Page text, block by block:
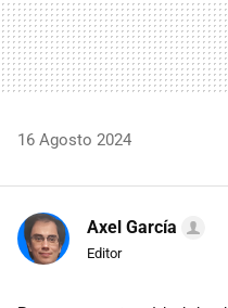
16 Agosto 2024
Axel García
Editor